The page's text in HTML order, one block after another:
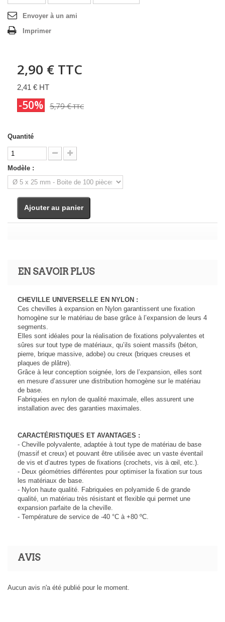
Envoyer à un ami
Imprimer
2,90 € TTC
2,41 € HT
-50% 5,79 €TTC
Quantité
Modèle :
Ajouter au panier
EN SAVOIR PLUS
CHEVILLE UNIVERSELLE EN NYLON :
Ces chevilles à expansion en Nylon garantissent une fixation
homogène sur le matériau de base grâce à l’expansion de leurs 4
segments.
Elles sont idéales pour la réalisation de fixations polyvalentes et
sûres sur tout type de matériaux, qu’ils soient massifs (béton,
pierre, brique massive, adobe) ou creux (briques creuses et
plaques de plâtre).
Grâce à leur conception soignée, lors de l’expansion, elles sont
en mesure d’assurer une distribution homogène sur le matériau
de base.
Fabriquées en nylon de qualité maximale, elles assurent une
installation avec des garanties maximales.
CARACTÉRISTIQUES ET AVANTAGES :
- Cheville polyvalente, adaptée à tout type de matériau de base
(massif et creux) et pouvant être utilisée avec un vaste éventail
de vis et d’autres types de fixations (crochets, vis à œil, etc.).
- Deux géométries différentes pour optimiser la fixation sur tous
les matériaux de base.
- Nylon haute qualité. Fabriquées en polyamide 6 de grande
qualité, un matériau très résistant et flexible qui permet une
expansion parfaite de la cheville.
- Température de service de -40 °C à +80 ºC.
AVIS
Aucun avis n'a été publié pour le moment.